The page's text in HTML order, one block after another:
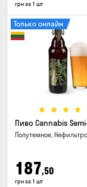
грн за 1 шт
Только онлайн
Пиво Cannabis
Полутемное,
187,50
грн за 1 шт